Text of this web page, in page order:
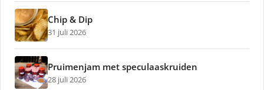
Chip & Dip
31 juli 2026
Pruimenjam met speculaaskruiden
28 juli 2026